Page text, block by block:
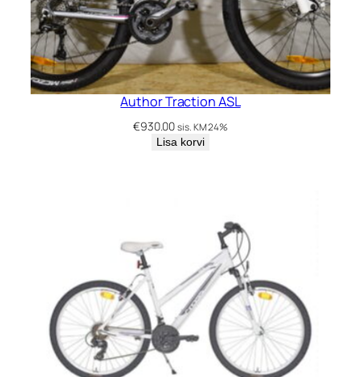
Author Traction ASL
€930.00 sis. KM 24%
Lisa korvi